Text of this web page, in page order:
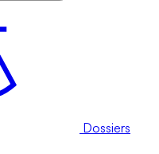
Dossiers